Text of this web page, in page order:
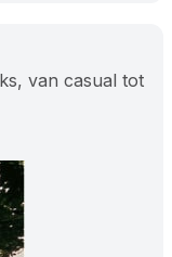
van casual tot